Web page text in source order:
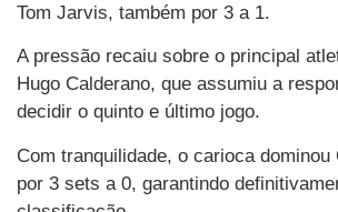
Tom Jarvis, também por 3 a 1.
A pressão recaiu sobre o principal
Hugo Calderano, que assumiu a
decidir o quinto e último jogo.
Com tranquilidade, o carioca dominou
por 3 sets a 0, garantindo